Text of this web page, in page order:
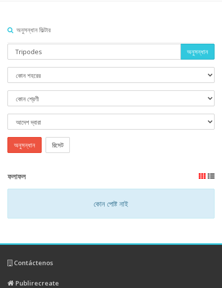
অনুসন্ধান ফিল্টার
অনুসন্ধান
অনুসন্ধান রিসেট
ফলাফল
কোন পোষ্ট নাই
Contáctenos
Publirecreate